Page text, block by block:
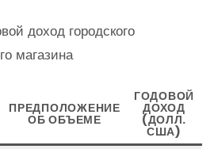
доход городского
магазина
ПРЕДПОЛОЖЕНИЕ
ОБ ОБЪЕМЕ
ГОДОВОЙ
ДОХОД
(ДОЛЛ.
США)